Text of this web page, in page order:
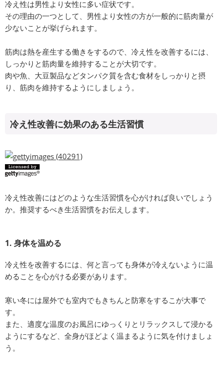
冷え性は男性より女性に多い症状です。
その理由の一つとして、男性より女性の方が一般的に筋肉量が
少ないことが挙げられます。
筋肉は熱を産生する働きをするので、冷え性を改善するには、
しっかりと筋肉量を維持することが大切です。
肉や魚、大豆製品などタンパク質を含む食材をしっかりと摂
り、筋肉を維持するようにしましょう。
冷え性改善に効果のある生活習慣
冷え性改善にはどのような生活習慣を心がければ良いでしょう
か。推奨するべき生活習慣をお伝えします。
1. 身体を温める
冷え性を改善するには、何と言っても身体が冷えないように温
めることを心がける必要があります。
寒い冬には屋外でも室内でもきちんと防寒をするこが大事で
す。
また、適度な温度のお風呂にゆっくりとリラックスして浸かる
ようにするなど、全身がほどよく温まるように気を付けましょ
う。